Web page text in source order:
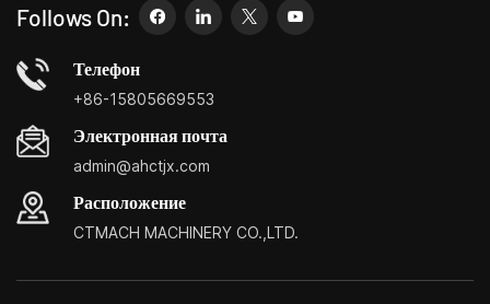
образованием, краткосрочным производством или просто
являетесь креативным предпринимателем, небольшие
станки Bite позволят вам удовлетворить ваши
потребности проще, быстрее и
настройки бытовых станков, бытовые токарные станки,
бытовые сверлильные и фрезерные станки, небольшие
многофункциональные токарные, сверлильные и
фрезерные станки.
Follows On:
Телефон
+86-15805669553
Электронная почта
admin@ahctjx.com
Расположение
CTMACH MACHINERY CO.,LTD.